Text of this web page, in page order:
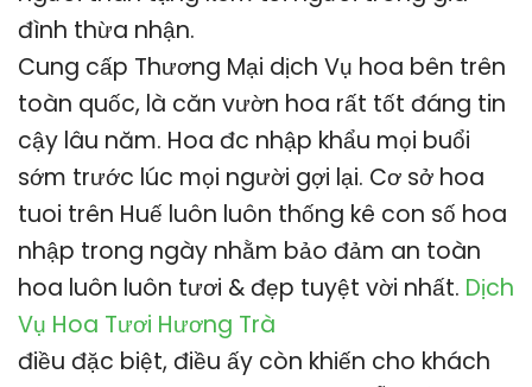
đình thừa nhận.
Cung cấp Thương Mại dịch Vụ hoa bên trên
toàn quốc, là căn vườn hoa rất tốt đáng tin
cậy lâu năm. Hoa đc nhập khẩu mọi buổi
sớm trước lúc mọi người gợi lại. Cơ sở hoa
tuoi trên Huế luôn luôn thống kê con số hoa
nhập trong ngày nhằm bảo đảm an toàn
hoa luôn luôn tươi & đẹp tuyệt vời nhất. Dịch
Vụ Hoa Tươi Hương Trà
điều đặc biệt, điều ấy còn khiến cho khách